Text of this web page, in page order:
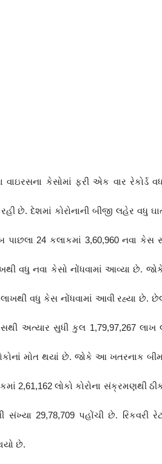
વાઇરસના કેસોમાં ફરી એક વાર રેકોર્ડ
છે. દેશમાં કોરોનાની બીજી લહેર વધુ
24 કલાકમાં 3,60,960 નવા
વધુ નવા કેસો નોંધવામાં આવ્યા છે.
વધુ કેસ નોંધવામાં આવી રહ્યા છે.
અત્યાર સુધી કુલ 1,79,97,267
મોત થયાં છે. જોકે આ ખતરનાક
2,61,162 લોકો કોરોના સંક્રમણથી
સંખ્યા 29,78,709 પહોંચી છે. રિકવરી
છે.